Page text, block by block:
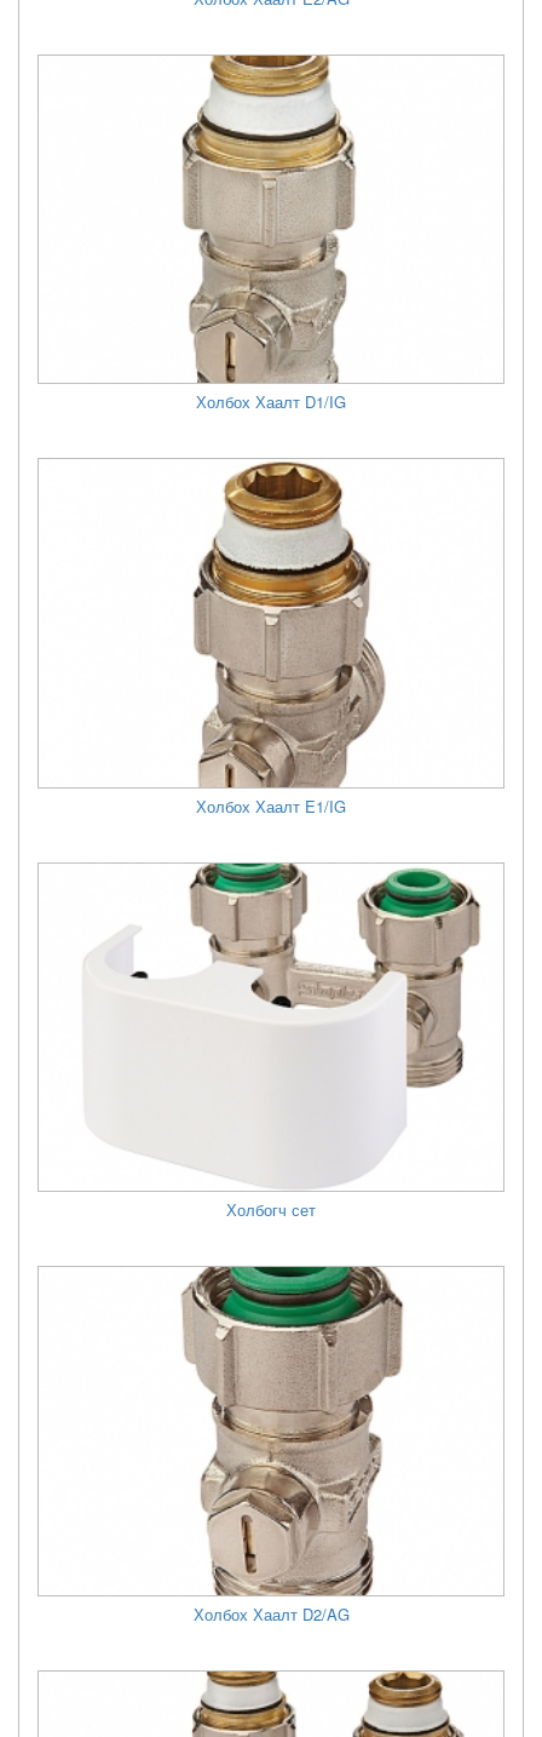
Холбох Хаалт D1/IG
Холбох Хаалт E1/IG
Холбогч сет
Холбох Хаалт D2/AG